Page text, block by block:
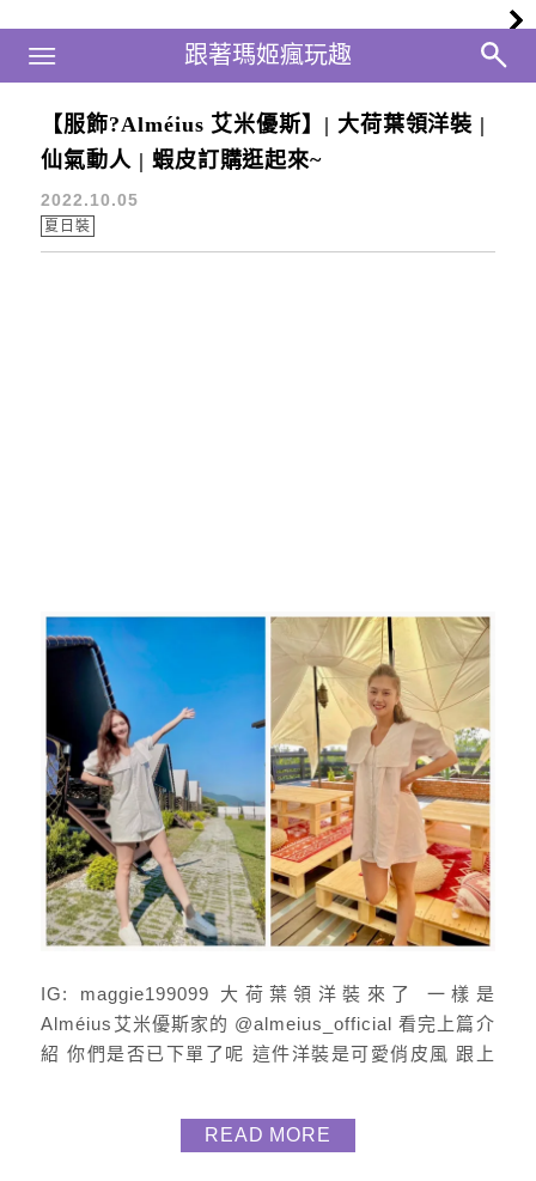
跟著瑪姬瘋玩趣
跟著瑪姬瘋玩趣
Main Menu
DAILYLOOK
【服飾?Alméius 艾米優斯】| 大荷葉領洋裝 |
仙氣動人 | 蝦皮訂購逛起來~
2022.10.05
夏日裝
IG: maggie199099 大荷葉領洋裝來了 一樣是
Alméius艾米優斯家的 @almeius_official 看完上篇介
紹 你們是否已下單了呢 這件洋裝是可愛俏皮風 跟上
感 下擺設計蓬鬆有如像公主裙擺 尺寸S~2L 但其實穿
READ MORE